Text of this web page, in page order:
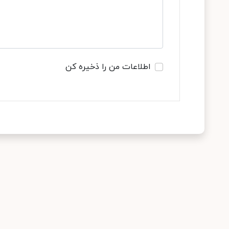
اطلاعات من را ذخیره کن